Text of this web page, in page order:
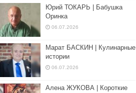
Юрий ТОКАРЬ | Бабушка
Оринка
06.07.2026
Марат БАСКИН | Кулинарные
истории
06.07.2026
Алена ЖУКОВА | Короткие